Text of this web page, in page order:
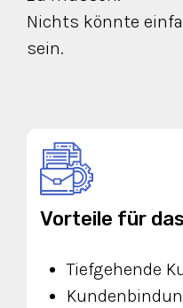
Nichts könnte
sein.
Vorteile für
Tiefgehende